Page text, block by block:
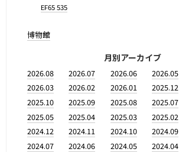
EF65 535
博物館
月別アーカイブ
2026.08 2026.07 2026.06 2026.05
2026.03
2026.02 2026.01 2025.12
2025.10
2025.09 2025.08 2025.07
2025.05
2025.04 2025.03 2025.02
2024.12
2024.11 2024.10 2024.09
2024.07
2024.06 2024.05 2024.04